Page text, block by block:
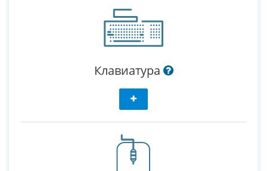
Клавиатура